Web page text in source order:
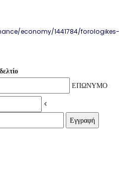
economy/1441784/forologikes-
ΕΠΩΝΥΜΟ
<